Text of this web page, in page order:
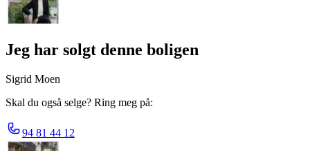
Jeg har solgt denne boligen
Sigrid Moen
Skal du også selge? Ring meg på:
94 81 44 12